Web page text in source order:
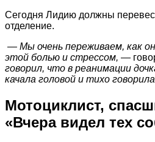
Сегодня Лидию должны
отделение.
— Мы очень переживаем, как
этой болью и стрессом, —
говорил, что в реанимации
качала головой и тихо
Мотоциклист,
«Вчера видел тех